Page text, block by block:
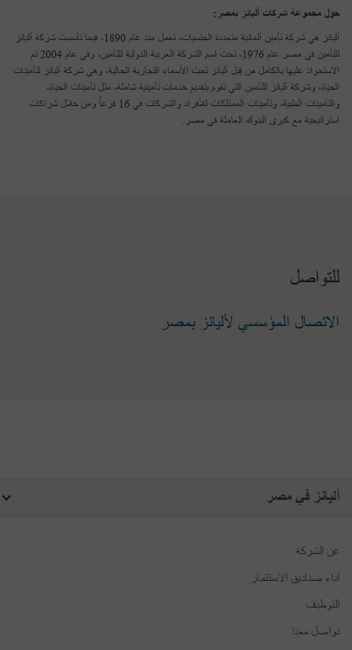
حول مجموعة شركات أليانز بمصر:
أليانز هي شركة تأمين ألمانية متعددة الجنسيات، تعمل منذ عام 1890، فيما تأسست شركة أليانز
للتأمين في مصر عام 1976، تحت اسم الشركة العربية الدولية للتأمين، وفي عام 2004 تم
الاستحواذ عليها بالكامل من قِبل أليانز تحت الأسماء التجارية الحالية، وهي شركة أليانز لتأمينات
الحياة، وشركة أليانز للتأمين التي تقوم بتقديم خدمات تأمينية شاملة، مثل تأمينات الحياة،
والتأمينات الطبية، وتأمينات الممتلكات للأفراد والشركات في 16 فرعاً ومن خلال شراكات
استراتيجية مع كبرى البنوك العاملة في مصر.
للتواصل
الاتصال المؤسسي لأليانز بمصر
أليانز في مصر
عن الشركة
أداء صناديق الاستثمار
التوظيف
تواصل معنا